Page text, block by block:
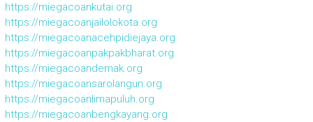
https://miegacoankutai.org
https://miegacoanjailolokota.org
https://miegacoanacehpidiejaya.org
https://miegacoanpakpakbharat.org
https://miegacoandemak.org
https://miegacoansarolangun.org
https://miegacoanlimapuluh.org
https://miegacoanbengkayang.org